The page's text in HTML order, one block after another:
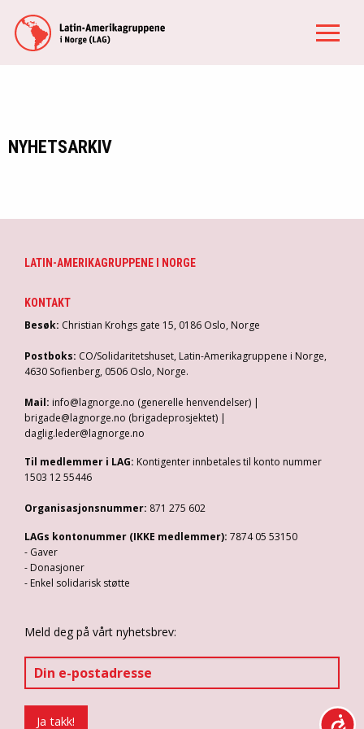
NYHETSARKIV
LATIN-AMERIKAGRUPPENE I NORGE
KONTAKT
Besøk: Christian Krohgs gate 15, 0186 Oslo, Norge
Postboks: CO/Solidaritetshuset, Latin-Amerikagruppene i Norge,
4630 Sofienberg, 0506 Oslo, Norge.
Mail: info@lagnorge.no (generelle henvendelser) |
brigade@lagnorge.no (brigadeprosjektet) |
daglig.leder@lagnorge.no
Til medlemmer i LAG: Kontigenter innbetales til konto nummer
1503 12 55446
Organisasjonsnummer: 871 275 602
LAGs kontonummer (IKKE medlemmer): 7874 05 53150
- Gaver
- Donasjoner
- Enkel solidarisk støtte
Meld deg på vårt nyhetsbrev: